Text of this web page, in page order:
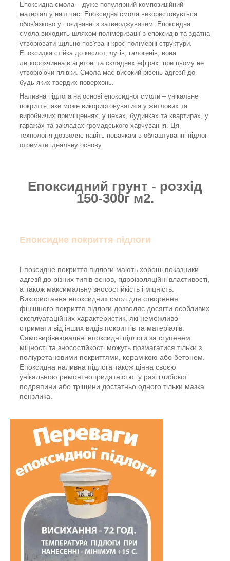
Епоксидна смола – дуже популярний композиційний
матеріал у наш час. Епоксидна смола використовується
обов'язково у поєднанні з затверджувачем. Епоксидна
смола виходить шляхом полімеризації з епоксидів та здатна
утворювати щільно пов'язані крос-полімерні структури.
Епоксидка стійка до кислот, лугів, галогенів, вона
легкорозчинна в ацетоні та складних ефірах, при цьому не
утворюючи плівки. Смола має високий рівень адгезії до
будь-яких твердих поверхонь.
Наливна підлога на основі епоксидної смоли – унікальне
покриття, яке може використовуватися у житлових та
виробничих приміщеннях, у цехах, будинках та квартирах, у
гаражах та закладах громадського харчування. Ця
технологія дозволяє навіть новачкам в облаштуванні підлог
отримати ідеальну основу.
Епоксидний грунт - розхід
150-300г м2.
Епоксидне покриття підлоги
Епоксидне покриття підлоги мають хороші показники
адгезії до різних типів основ, гідроізоляційні властивості,
а також максимальну зносостійкість і міцність.
Використання епоксидних смол для створення
фінішного покриття підлоги дозволяє досягти особливих
експлуатаційних характеристик, які неможливо
отримати від інших видів покриттів та матеріалів.
Самовирівнювальні епоксидні підлоги за ступенем
міцності та зносостійкості можуть позмагатися тільки з
поліуретановими покриттями, керамікою або бетоном.
Епоксидна наливна підлога також цінна своєю
унікальною ремонтнопридатністю: у разі глибокої
подряпини або тріщини достатньо одного тільки мазка
пензлика.